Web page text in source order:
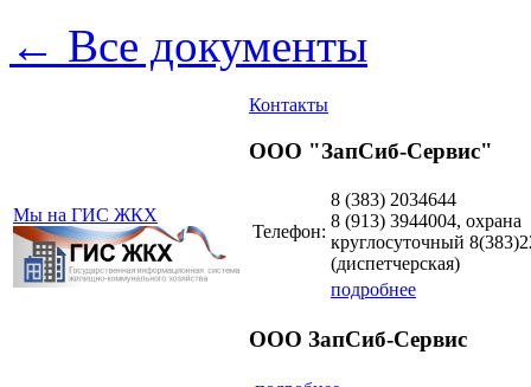
← Все документы
Мы на ГИС ЖКХ
Контакты
ООО "ЗапСиб-Сервис"
Телефон:
8 (383) 2034644
8 (913) 3944004, охрана
круглосуточный
(диспетчерская)
подробнее
ООО ЗапСиб-Сервис